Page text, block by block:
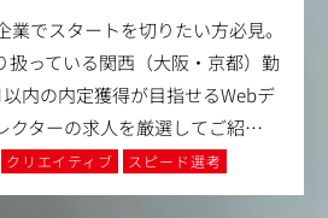
でスタートを切りたい方必見。
扱っている関西（大阪・京都）勤
内の内定獲得が目指せるWebデ
クターの求人を厳選してご紹…
クリエイティブ スピード選考